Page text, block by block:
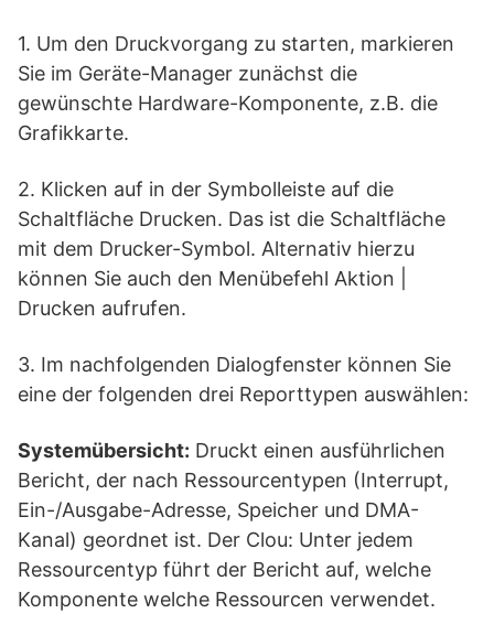
1. Um den Druckvorgang zu starten, markieren
Sie im Geräte-Manager zunächst die
gewünschte Hardware-Komponente, z.B. die
Grafikkarte.
2. Klicken auf in der Symbolleiste auf die
Schaltfläche Drucken. Das ist die Schaltfläche
mit dem Drucker-Symbol. Alternativ hierzu
können Sie auch den Menübefehl Aktion |
Drucken aufrufen.
3. Im nachfolgenden Dialogfenster können Sie
eine der folgenden drei Reporttypen auswählen:
Systemübersicht: Druckt einen ausführlichen
Bericht, der nach Ressourcentypen (Interrupt,
Ein-/Ausgabe-Adresse, Speicher und DMA-
Kanal) geordnet ist. Der Clou: Unter jedem
Ressourcentyp führt der Bericht auf, welche
Komponente welche Ressourcen verwendet.